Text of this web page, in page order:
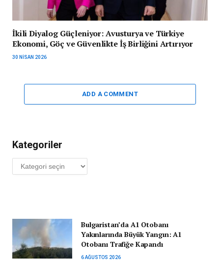
İkili Diyalog Güçleniyor: Avusturya ve Türkiye
Ekonomi, Göç ve Güvenlikte İş Birliğini Artırıyor
30 NISAN 2026
ADD A COMMENT
Kategoriler
Kategoriler
Bulgaristan’da A1 Otobanı
Yakınlarında Büyük Yangın: A1
Otobanı Trafiğe Kapandı
6 AĞUSTOS 2026